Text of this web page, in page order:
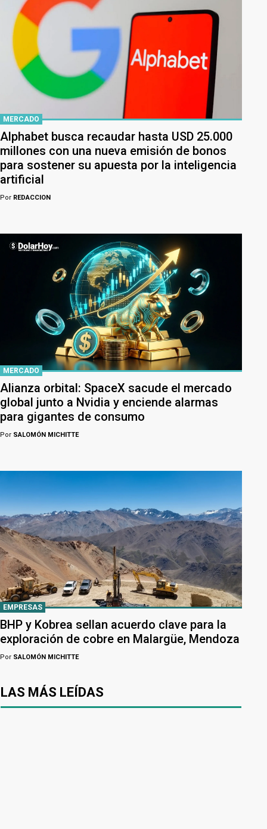
MERCADO
Alphabet busca recaudar hasta USD 25.000
millones con una nueva emisión de bonos
para sostener su apuesta por la inteligencia
artificial
Por REDACCION
MERCADO
Alianza orbital: SpaceX sacude el mercado
global junto a Nvidia y enciende alarmas
para gigantes de consumo
Por SALOMÓN MICHITTE
EMPRESAS
BHP y Kobrea sellan acuerdo clave para la
exploración de cobre en Malargüe, Mendoza
Por SALOMÓN MICHITTE
LAS MÁS LEÍDAS